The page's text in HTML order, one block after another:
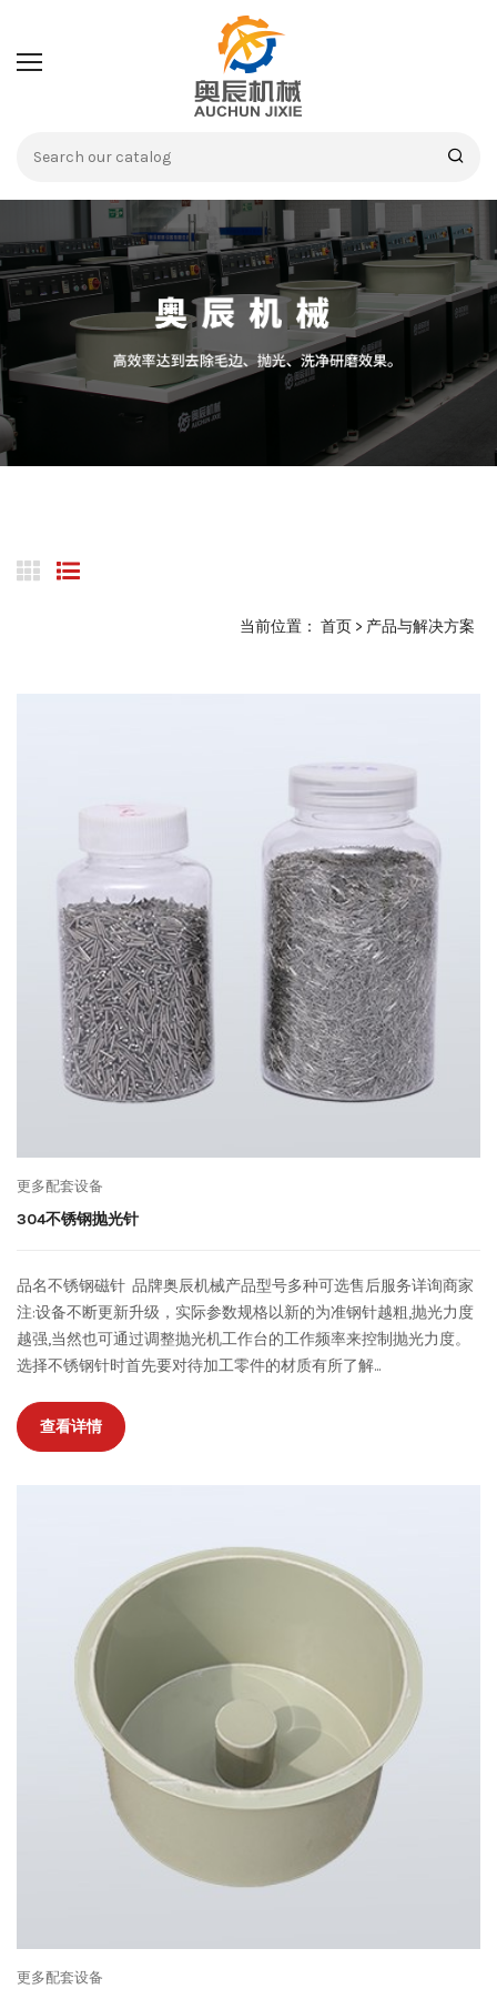
当前位置： 首页 > 产品与解决方案
更多配套设备
304不锈钢抛光针
品名不锈钢磁针 品牌奥辰机械产品型号多种可选售后服务详询商家
注:设备不断更新升级，实际参数规格以新的为准钢针越粗,抛光力度
越强,当然也可通过调整抛光机工作台的工作频率来控制抛光力度。
选择不锈钢针时首先要对待加工零件的材质有所了解...
查看详情
更多配套设备